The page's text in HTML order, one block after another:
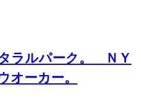
ラルパーク。 ＮＹ
オーカー。